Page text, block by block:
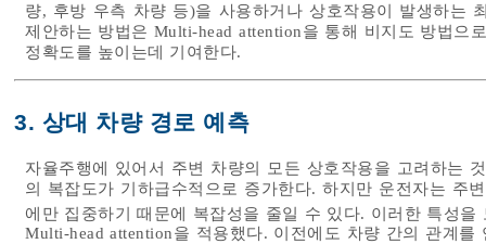
량, 후방 우측 차량 등)을 사용하거나 상호작용이 발생하는
제안하는 방법은 Multi-head attention을 통해 비지도 방법으
정확도를 높이는데 기여한다.
3. 상대 차량 경로 예측
자율주행에 있어서 주변 차량의 모든 상호작용을 고려하는
의 복잡도가 기하급수적으로 증가한다. 하지만 운전자는 주
에만 집중하기 때문에 복잡성을 줄일 수 있다. 이러한 특성
Multi-head attention을 적용했다. 이전에도 차량 간의 관계